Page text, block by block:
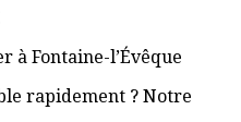
à Fontaine-l’Évêque
rapidement ? Notre